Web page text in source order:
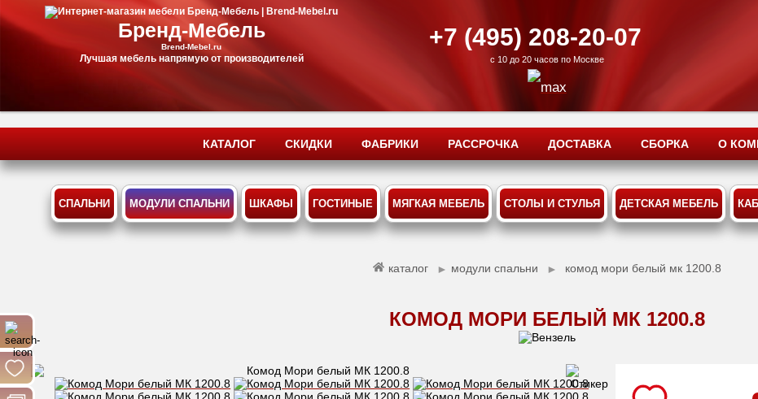
Бренд-Мебель
Brend-Mebel.ru
Лучшая мебель напрямую от производителей
+7 (495) 208-20-07
с 10 до 20 часов по Москве
КАТАЛОГ СКИДКИ ФАБРИКИ РАССРОЧКА ДОСТАВКА СБОРКА О
СПАЛЬНИ МОДУЛИ СПАЛЬНИ ШКАФЫ ГОСТИНЫЕ МЯГКАЯ МЕБЕЛЬ СТОЛЫ И СТУЛЬЯ ДЕТСКАЯ МЕБЕЛЬ
каталог ► модули спальни ► комод мори белый мк 1200.8
КОМОД МОРИ БЕЛЫЙ МК 1200.8